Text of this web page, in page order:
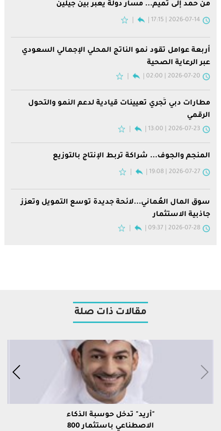
من حمد إلى تميم... مسار دولة يعبر بين جيلين
2026-07-14 | 17:15
أربعة عوامل تقود نمو الناتج المحلي الإجمالي السعودي
عبر الرعاية الصحية
2026-07-20 | 02:00
مطارات دبي تُجري تعيينات قيادية لدعم النمو والتحول
الرقمي
2026-07-23 | 13:00
المنجم والجوف... شراكة تربط الإنتاج بالتوزيع
2026-07-27 | 19:08
سوق المال العُماني...لائحة جديدة توسع التمويل وتعزز
جاذبية الاستثمار
2026-07-28 | 09:37
مقالات ذات صلة
"أريد" تدخل حوسبة الذكاء
الاصطناعي باستثمار 800